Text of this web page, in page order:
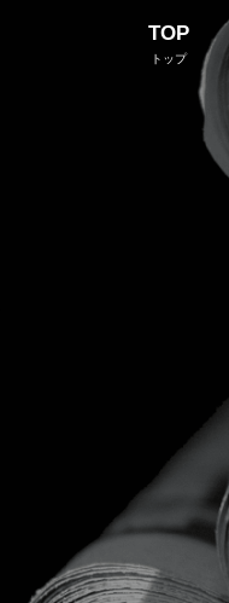
TOP
トップ